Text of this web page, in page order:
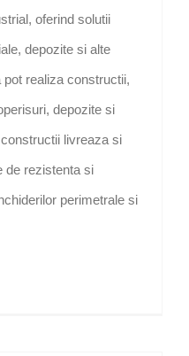
oferind solutii
depozite si alte
realiza constructii,
depozite si
livreaza si
de rezistenta si
perimetrale si